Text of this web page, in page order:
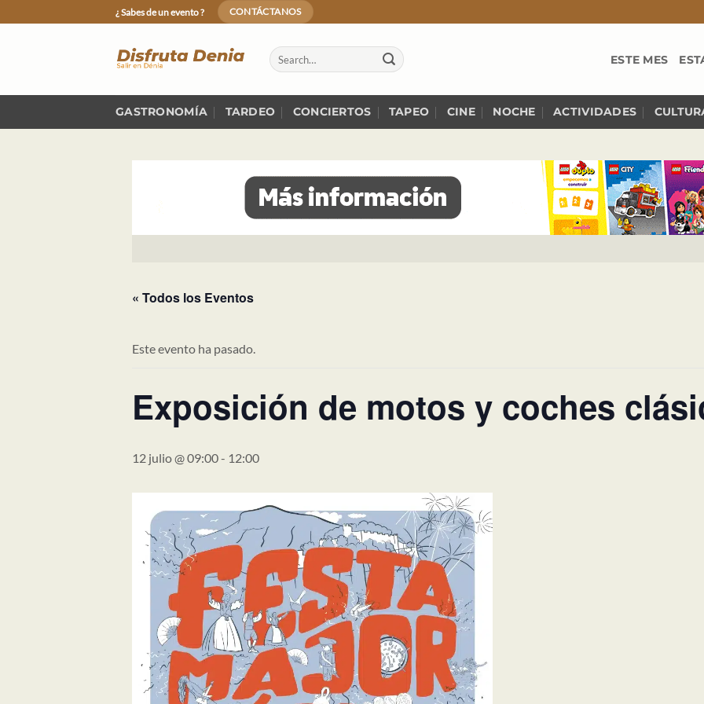
to
¿ Sabes de un evento ? CONTÁCTANOS
ESTE MES
GASTRONOMÍA TARDEO CONCIERTOS TAPEO CINE NOCHE ACTIVIDADES
« Todos los Eventos
Este evento ha pasado.
Exposición de motos y coches
12 julio @ 09:00- 12:00